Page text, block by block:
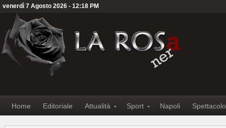
venerdì 7 Agosto 2026 - 12:18 PM
Home Editoriale Attualità Sport Napoli Spettacolo